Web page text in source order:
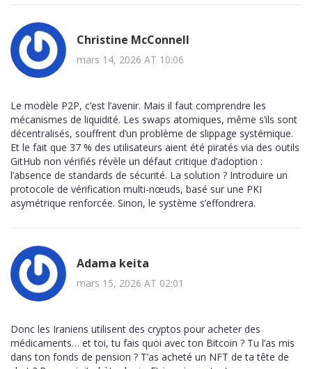
Christine McConnell
mars 14, 2026 AT 10:06
Le modèle P2P, c’est l’avenir. Mais il faut comprendre les
mécanismes de liquidité. Les swaps atomiques, même s’ils sont
décentralisés, souffrent d’un problème de slippage systémique.
Et le fait que 37 % des utilisateurs aient été piratés via des outils
GitHub non vérifiés révèle un défaut critique d’adoption :
l’absence de standards de sécurité. La solution ? Introduire un
protocole de vérification multi-nœuds, basé sur une PKI
asymétrique renforcée. Sinon, le système s’effondrera.
Adama keita
mars 15, 2026 AT 02:01
Donc les Iraniens utilisent des cryptos pour acheter des
médicaments… et toi, tu fais quoi avec ton Bitcoin ? Tu l’as mis
dans ton fonds de pension ? T’as acheté un NFT de ta tête de